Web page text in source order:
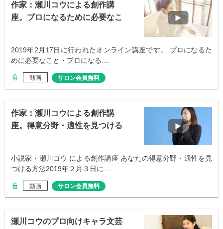
作家：瀬川コウによる創作講
座。プロになるために必要なこ
2019年2月17日に行われたオンライン講座です。 プロになるた
めに必要なこと・プロになる…
動画 サロン会員無料
作家：瀬川コウによる創作講
座。得意分野・適性を見つける
小説家・瀬川コウ による創作講座 あなたの得意分野・適性を見
つける方法2019年２月３日に…
動画 サロン会員無料
瀬川コウのプロ向けキャラ文芸